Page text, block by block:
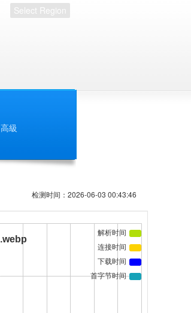
Select Region
高級
检测时间：2026-06-03 00:43:46